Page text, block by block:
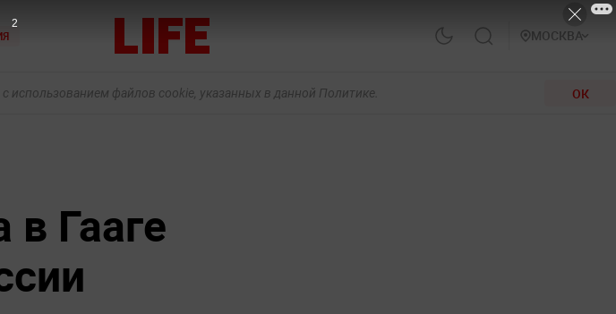
МОСКВА
с использованием файлов cookie, указанных в данной Политике. ОК
Гааге
1